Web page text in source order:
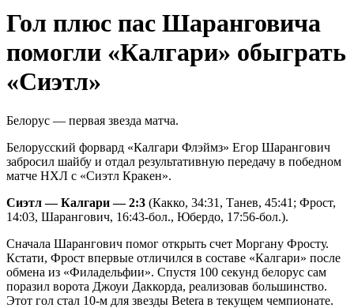
Гол плюс пас Шаранговича
помогли «Калгари» обыграть
«Сиэтл»
Белорус — первая звезда матча.
Белорусский форвард «Калгари Флэймз» Егор Шарангович
забросил шайбу и отдал результативную передачу в победном
матче НХЛ с «Сиэтл Кракен».
Сиэтл — Калгари — 2:3 (Какко, 34:31, Танев, 45:41; Фрост,
14:03, Шарангович, 16:43-бол., Юбердо, 17:56-бол.).
Сначала Шарангович помог открыть счет Моргану Фросту.
Кстати, Фрост впервые отличился в составе «Калгари» после
обмена из «Филадельфии». Спустя 100 секунд белорус сам
поразил ворота Джоуи Даккорда, реализовав большинство.
Этот гол стал 10-м для звезды Betera в текущем чемпионате.